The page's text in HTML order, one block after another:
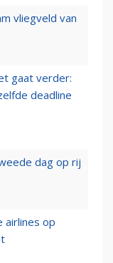
vliegveld van
gaat verder:
deadline
dag op rij
airlines op